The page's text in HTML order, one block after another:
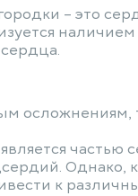
– это
осложнениям,
Однако,
к